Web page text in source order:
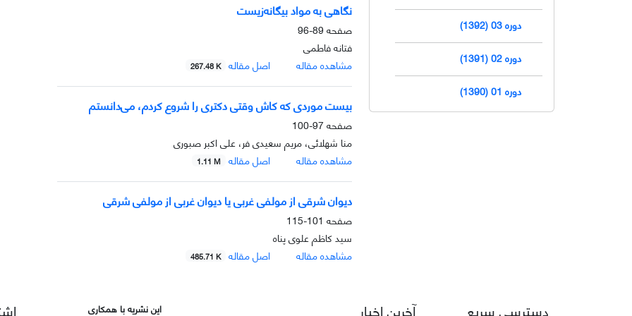
نگاهی به مواد بیگانه‌زیست
صفحه89-96
فتانه فاطمی
مشاهده مقاله
اصل مقاله 267.48 K
بیست موردی که کاش وقتی دکتری را شروع کردم، می‌دانستم
صفحه97-100
منا شهلائی، مریم سعیدی فر، علی اکبر صبوری
مشاهده مقاله
اصل مقاله 1.11 M
دیوان شرقی از مولفی غربی یا دیوان غربی از مولفی شرقی
صفحه 101-115
سید کاظم علوی پناه
مشاهده مقاله
اصل مقاله 485.71 K
دوره 03 (1392)
دوره 02 (1391)
دوره 01 (1390)
دسترسی سریع آخرین اخبار این نشریه با همکاری